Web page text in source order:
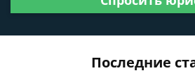
Последние